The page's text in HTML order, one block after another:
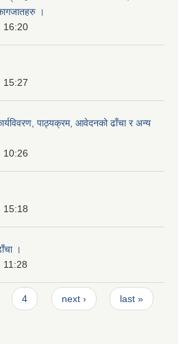
।
16:20
15:27
पाठ्यक्रम, आवेदनको ढाँचा र अन्य
10:26
15:18
।
11:28
4 next › last »